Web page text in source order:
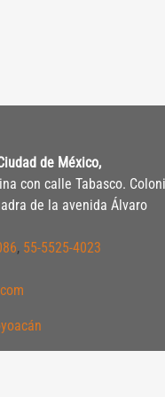
de México,
con calle Tabasco.
de la avenida Álvaro
, 55-5525-4023